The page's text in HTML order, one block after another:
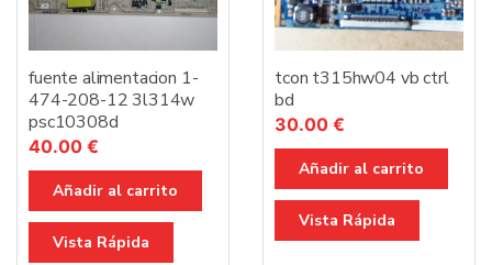
fuente alimentacion 1-
474-208-12 3l314w
psc10308d
40.00 €
Añadir al carrito
Vista Rápida
tcon t315hw04 vb ctrl
bd
30.00 €
Añadir al carrito
Vista Rápida